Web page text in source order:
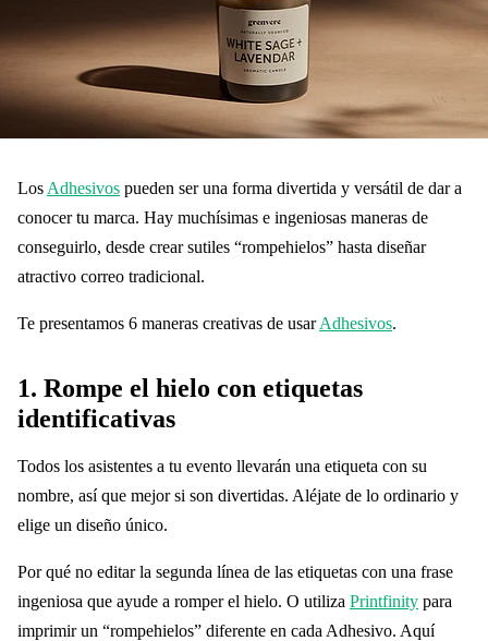
Los Adhesivos pueden ser una forma divertida y versátil de dar a
conocer tu marca. Hay muchísimas e ingeniosas maneras de
conseguirlo, desde crear sutiles “rompehielos” hasta diseñar
atractivo correo tradicional.
Te presentamos 6 maneras creativas de usarAdhesivos.
1. Rompe el hielo con etiquetas
identificativas
Todos los asistentes a tu evento llevarán una etiqueta con su
nombre, así que mejor si son divertidas. Aléjate de lo ordinario y
elige un diseño único.
Por qué no editar la segunda línea de las etiquetas con una frase
ingeniosa que ayude a romper el hielo. O utiliza Printfinity para
imprimir un “rompehielos” diferente en cada Adhesivo. Aquí